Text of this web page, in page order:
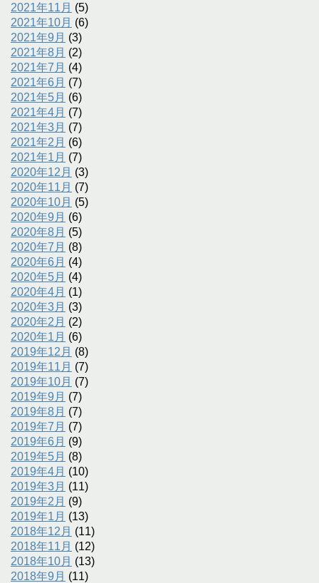
2021年11月 (5)
2021年10月 (6)
2021年9月 (3)
2021年8月 (2)
2021年7月 (4)
2021年6月 (7)
2021年5月 (6)
2021年4月 (7)
2021年3月 (7)
2021年2月 (6)
2021年1月 (7)
2020年12月 (3)
2020年11月 (7)
2020年10月 (5)
2020年9月 (6)
2020年8月 (5)
2020年7月 (8)
2020年6月 (4)
2020年5月 (4)
2020年4月 (1)
2020年3月 (3)
2020年2月 (2)
2020年1月 (6)
2019年12月 (8)
2019年11月 (7)
2019年10月 (7)
2019年9月 (7)
2019年8月 (7)
2019年7月 (7)
2019年6月 (9)
2019年5月 (8)
2019年4月 (10)
2019年3月 (11)
2019年2月 (9)
2019年1月 (13)
2018年12月 (11)
2018年11月 (12)
2018年10月 (13)
2018年9月 (11)